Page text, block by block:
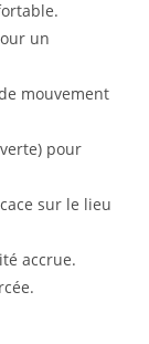
un
mouvement
pour
sur le lieu
accrue.